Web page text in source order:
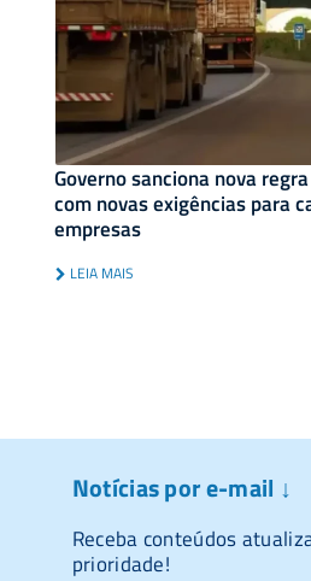
Governo sanciona nova
com novas exigências para
empresas
LEIA MAIS
Notícias por e-mail ↓
Receba conteúdos
prioridade!